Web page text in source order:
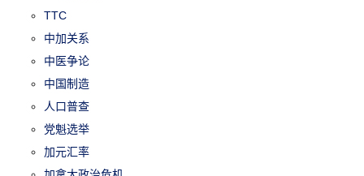
TTC
中加关系
中医争论
中国制造
人口普查
党魁选举
加元汇率